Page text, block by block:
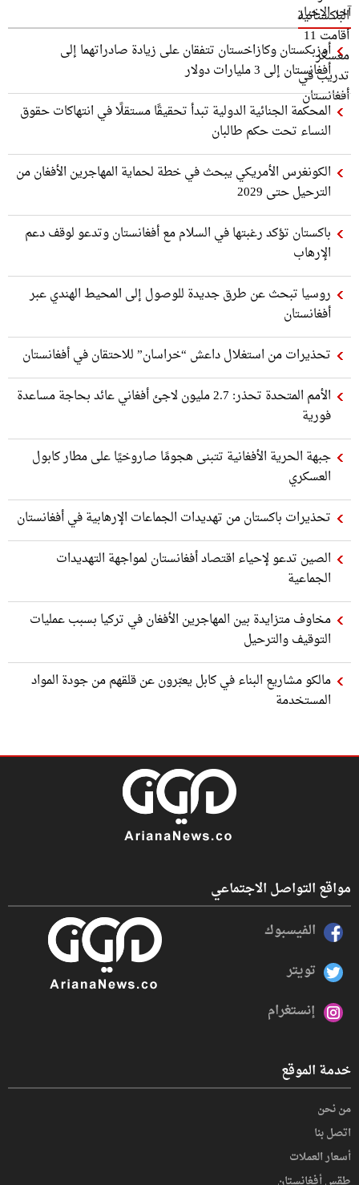
آخر الاخبار
أوزبكستان وكازاخستان تتفقان على زيادة صادراتهما إلى
أفغانستان إلى 3 مليارات دولار
المحكمة الجنائية الدولية تبدأ تحقيقًا مستقلًا في انتهاكات حقوق
النساء تحت حكم طالبان
الكونغرس الأمريكي يبحث في خطة لحماية المهاجرين الأفغان من
الترحيل حتى 2029
باكستان تؤكد رغبتها في السلام مع أفغانستان وتدعو لوقف دعم
الإرهاب
روسيا تبحث عن طرق جديدة للوصول إلى المحيط الهندي عبر
أفغانستان
تحذيرات من استغلال داعش “خراسان” للاحتقان في أفغانستان
الأمم المتحدة تحذر: 2.7 مليون لاجئ أفغاني عائد بحاجة مساعدة
فورية
جبهة الحرية الأفغانية تتبنى هجومًا صاروخيًا على مطار كابول
العسكري
تحذيرات باكستان من تهديدات الجماعات الإرهابية في أفغانستان
الصين تدعو لإحياء اقتصاد أفغانستان لمواجهة التهديدات
الجماعية
مخاوف متزايدة بين المهاجرين الأفغان في تركيا بسبب عمليات
التوقيف والترحيل
مالكو مشاريع البناء في كابل يعبّرون عن قلقهم من جودة المواد
المستخدمة
مواقع التواصل الاجتماعي
الفيسبوك
تويتر
إنستغرام
خدمة الموقع
من نحن
اتصل بنا
أسعار العملات